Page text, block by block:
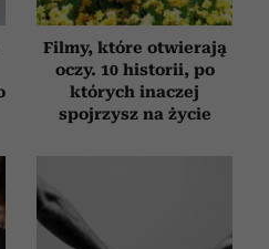
Filmy, które otwierają
oczy. 10 historii, po
których inaczej
spojrzysz na życie